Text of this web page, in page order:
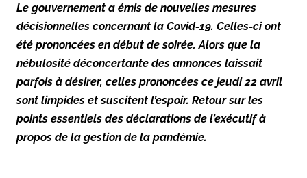
Le gouvernement a émis de nouvelles mesures
décisionnelles concernant la Covid-19. Celles-ci ont
été prononcées en début de soirée. Alors que la
nébulosité déconcertante des annonces laissait
parfois à désirer, celles prononcées ce jeudi 22 avril
sont limpides et suscitent l’espoir. Retour sur les
points essentiels des déclarations de l’exécutif à
propos de la gestion de la pandémie.